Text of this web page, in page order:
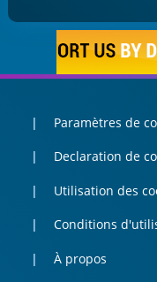
Paramètres de
Declaration de
Utilisation des
Conditions
À propos